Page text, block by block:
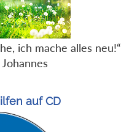
ich mache alles neu!“
auf CD